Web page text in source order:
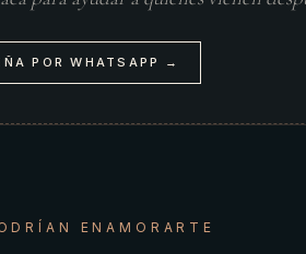
POR WHATSAPP →
ENAMORARTE